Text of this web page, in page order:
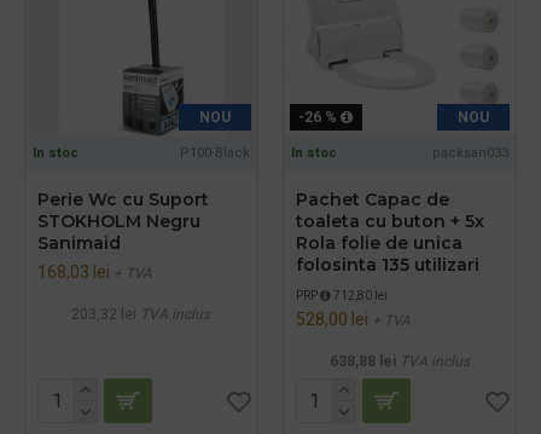
NOU
In stoc P100-Black
Perie Wc cu Suport
STOKHOLM Negru
Sanimaid
168,03 lei + TVA
203,32 lei TVA inclus
NOU
-26 %
In stoc packsan033
Pachet Capac de
toaleta cu buton + 5x
Rola folie de unica
folosinta 135 utilizari
PRP 712,80 lei
528,00 lei + TVA
638,88 lei TVA inclus